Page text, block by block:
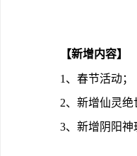
【新增内容】
1、春节活动；
2、新增仙灵绝
3、新增阴阳神